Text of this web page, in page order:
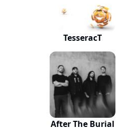
TesseracT
After The Burial